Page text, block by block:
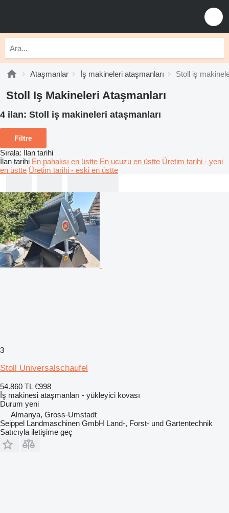
Ataşmanlar İş makineleri ataşmanları Stoll iş
Stoll Iş Makineleri Ataşmanları
4 ilan: Stoll iş makineleri ataşmanları
Filtre
Sırala: İlan tarihi
İlan tarihi En pahalısı en üstte En ucuzu en üstte Üretim tarihi - yeni
en üstte Üretim tarihi - eski en üstte
3
Stoll Universalschaufel
54.860 TL €998
İş makinesi ataşmanları - yükleyici kovası
Durum yeni
Almanya, Gross-Umstadt
Seippel Landmaschinen GmbH Land-, Forst- und Gartentechnik
Satıcıyla iletişime geç